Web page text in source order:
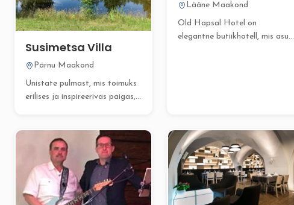
Susimetsa Villa
Pärnu Maakond
Unistate pulmast, mis toimuks
erilises ja inspireerivas paigas,
Lääne Maakond
Old Hapsal Hotel on
elegantne butiikhotell, mis asub